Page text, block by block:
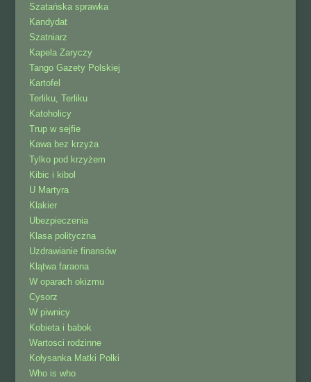
Szatańska sprawka
Kandydat
Szatniarz
Kapela Zaryczy
Tango Gazety Polskiej
Kartofel
Terliku, Terliku
Katoholicy
Trup w sejfie
Kawa bez krzyża
Tylko pod krzyżem
Kibic i kibol
U Martyra
Klakier
Ubezpieczenia
Klasa polityczna
Uzdrawianie finansów
Klątwa faraona
W oparach okizmu
Cysorz
W piwnicy
Kobieta i babok
Wartosci rodzinne
Kołysanka Matki Polki
Who is who